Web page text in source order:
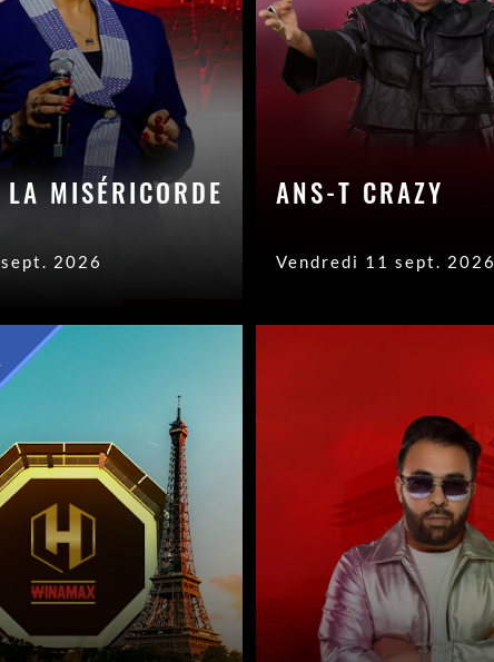
MISÉRICORDE
2026
ANS-T CRAZY
Vendredi 11 sept. 2026